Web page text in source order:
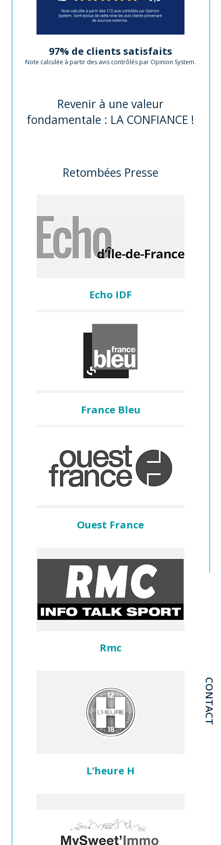
CONTACT
97% de clients satisfaits
Note calculée à partir des avis contrôlés par Opinion System.
Revenir à une valeur
fondamentale : LA CONFIANCE !
Retombées Presse
Echo IDF
France Bleu
Ouest France
Rmc
L’heure H